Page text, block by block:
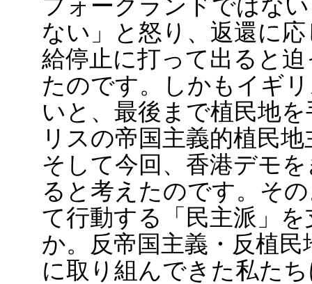
フォークランドではな
ない」と怒り、返還に
給停止に打って出ると
たのです。しかもイギ
いと、最後まで植民地
リスの帝国主義的植民
そして今回、香港デモ
ると考えたのです。そ
て行動する「民主派」
か。反帝国主義・反植
に取り組んできた私た